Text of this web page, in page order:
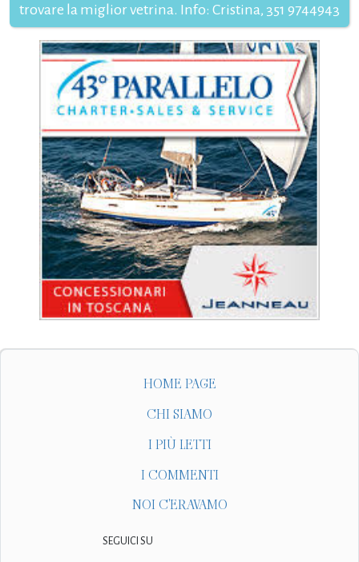
trovare la miglior vetrina. Info: Cristina, 351 9744943
HOME PAGE
CHI SIAMO
I PIÙ LETTI
I COMMENTI
NOI C'ERAVAMO
SEGUICI SU